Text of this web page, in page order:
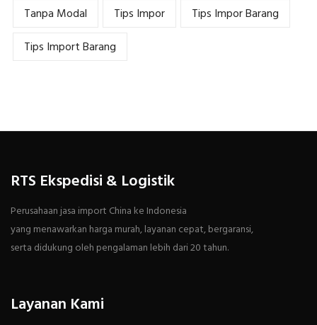
Tanpa Modal
Tips Impor
Tips Impor Barang
Tips Import Barang
RTS Ekspedisi & Logistik
Perusahaan jasa import China ke Indonesia
yang menawarkan harga murah, layanan cepat, bergaransi,
serta didukung oleh pengalaman lebih dari 20 tahun.
Layanan Kami